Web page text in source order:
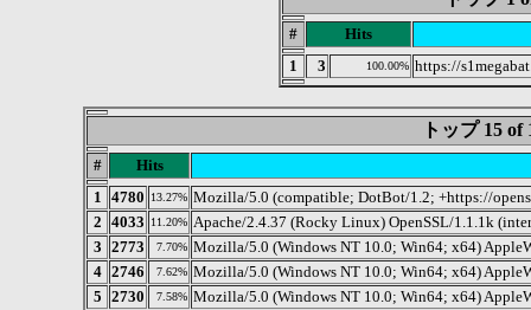
#
Hits
1
3 100.00% https://
トップ 15
#
Hits
1
4780 13.27% Mozilla/5.0 (compatible; DotBot/1.2; +https://
2 4033 11.20% Apache/2.4.37 (Rocky Linux) OpenSSL/1.1.1k
3 2773 7.70% Mozilla/5.0 (Windows NT 10.0; Win64; x64)
4 2746 7.62% Mozilla/5.0 (Windows NT 10.0; Win64; x64)
5 2730 7.58% Mozilla/5.0 (Windows NT 10.0; Win64; x64)